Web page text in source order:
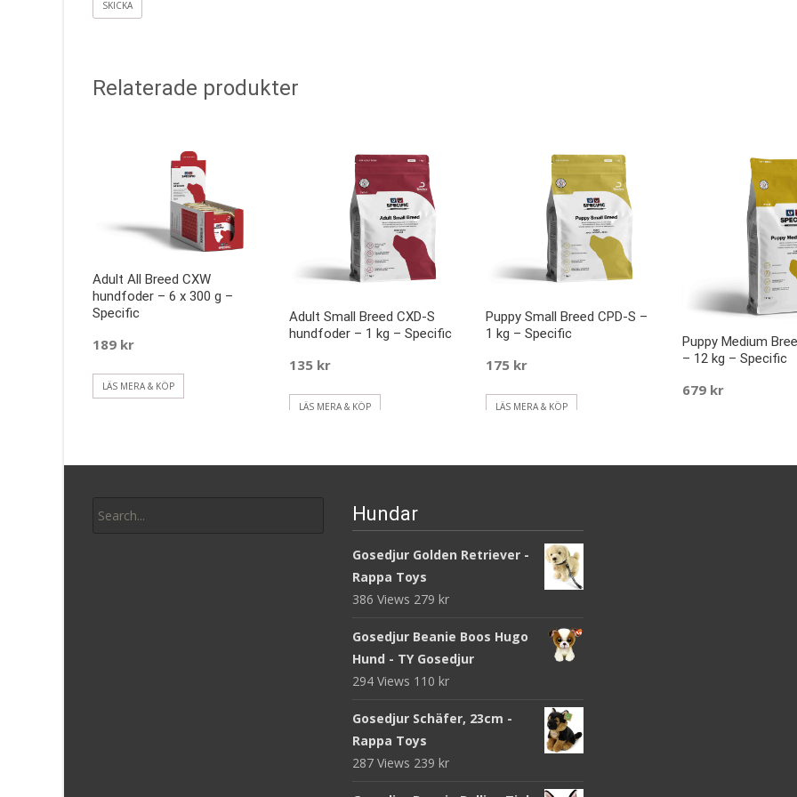
Relaterade produkter
Adult All Breed CXW
hundfoder – 6 x 300 g –
Specific
189 kr
LÄS MERA & KÖP
Adult Small Breed CXD-S
hundfoder – 1 kg – Specific
135 kr
LÄS MERA & KÖP
Puppy Small Breed CPD-S –
1 kg – Specific
175 kr
LÄS MERA & KÖP
Puppy Medium
– 12 kg – Specific
679 kr
for:
Hundar
Gosedjur Golden Retriever -
Rappa Toys
386 Views 279 kr
Gosedjur Beanie Boos Hugo
Hund - TY Gosedjur
294 Views 110 kr
Gosedjur Schäfer, 23cm -
Rappa Toys
287 Views 239 kr